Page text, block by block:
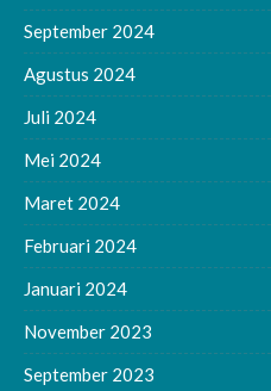
September 2024
Agustus 2024
Juli 2024
Mei 2024
Maret 2024
Februari 2024
Januari 2024
November 2023
September 2023